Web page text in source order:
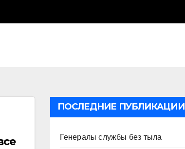
ПОСЛЕДНИЕ ПУБЛИКАЦИИ
Генералы службы без тыла